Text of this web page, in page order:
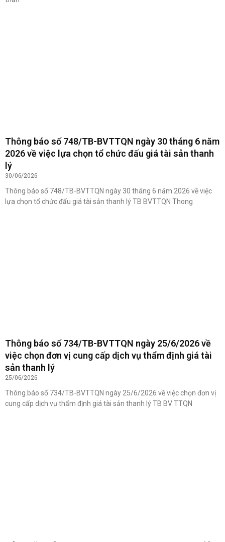
Thông báo số 748/TB-BVTTQN ngày 30 tháng 6 năm
2026 về việc lựa chọn tổ chức đấu giá tài sản thanh
lý
30/06/2026
Thông báo số 748/TB-BVTTQN ngày 30 tháng 6 năm 2026 về việc
lựa chọn tổ chức đấu giá tài sản thanh lý TB BVTTQN Thong
Thông báo số 734/TB-BVTTQN ngày 25/6/2026 về
việc chọn đơn vị cung cấp dịch vụ thẩm định giá tài
sản thanh lý
25/06/2026
Thông báo số 734/TB-BVTTQN ngày 25/6/2026 về việc chọn đơn vị
cung cấp dịch vụ thẩm định giá tài sản thanh lý TB BV TTQN